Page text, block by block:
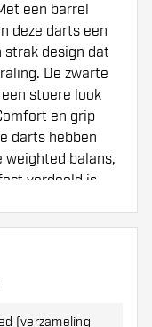
een barrel
deze darts een
strak design dat
De zwarte
stoere look
en grip
darts hebben
balans,
verdeeld is
van 2.5, wat
ring grip,
(verzameling